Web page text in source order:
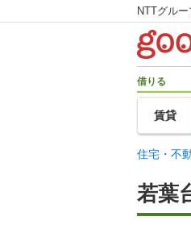
NTTグル
借りる
賃貸
住宅・不
若葉